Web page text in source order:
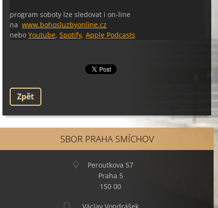
program soboty lze sledovat i on-line
na www.bohosluzbyonline.cz
nebo Youtube, Spotify, Apple Podcasts
Zpět
SBOR PRAHA SMÍCHOV
Peroutkova 57
Praha 5
150 00